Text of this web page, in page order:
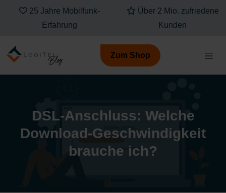
Über 2 Mio. zufriedene
Kunden
Kompetenz, die Dich
verbindet
Zum Shop
DSL-Anschluss: Welche
Download-Geschwindigkeit
brauche ich?